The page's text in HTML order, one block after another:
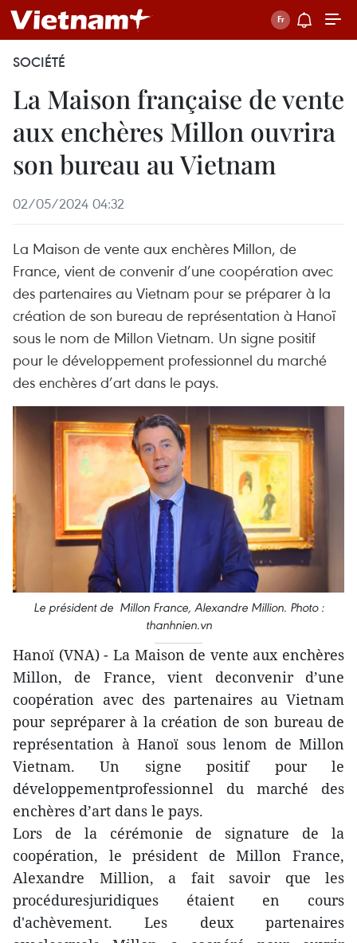
SOCIÉTÉ
La Maison française de vente
aux enchères Millon ouvrira
son bureau au Vietnam
02/05/2024 04:32
La Maison de vente aux enchères Millon, de
France, vient de convenir d’une coopération avec
des partenaires au Vietnam pour se préparer à la
création de son bureau de représentation à Hanoï
sous le nom de Millon Vietnam. Un signe positif
pour le développement professionnel du marché
des enchères d’art dans le pays.
Le président de Millon France, Alexandre Million. Photo :
thanhnien.vn
Hanoï (VNA) - La Maison de vente aux enchères
Millon, de France, vient deconvenir d’une
coopération avec des partenaires au Vietnam
pour sepréparer à la création de son bureau de
représentation à Hanoï sous lenom de Millon
Vietnam. Un signe positif pour le
développementprofessionnel du marché des
enchères d’art dans le pays.
Lors de la cérémonie de signature de la
coopération, le président de Millon France,
Alexandre Million, a fait savoir que les
procéduresjuridiques étaient en cours
d'achèvement. Les deux partenaires